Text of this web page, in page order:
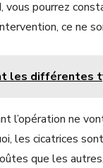
vous pourrez
ce ne
les différentes
l’opération ne
les cicatrices
que les autres.